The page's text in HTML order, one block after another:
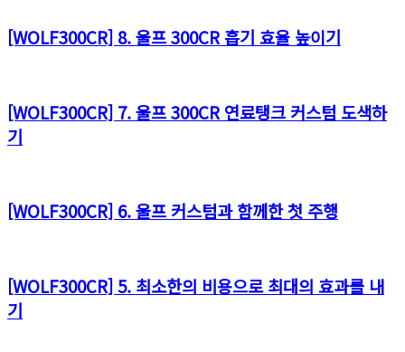
[WOLF300CR] 8. 울프 300CR 흡기 효율 높이기
[WOLF300CR] 7. 울프 300CR 연료탱크 커스텀 도색하
기
[WOLF300CR] 6. 울프 커스텀과 함께한 첫 주행
[WOLF300CR] 5. 최소한의 비용으로 최대의 효과를 내
기